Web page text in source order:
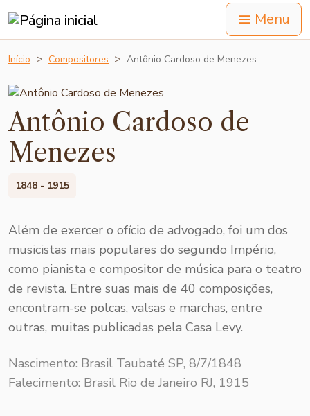
Menu
Início Compositores Antônio Cardoso de Menezes
Antônio Cardoso de
Menezes
1848 - 1915
Além de exercer o ofício de advogado, foi um dos
musicistas mais populares do segundo Império,
como pianista e compositor de música para o teatro
de revista. Entre suas mais de 40 composições,
encontram-se polcas, valsas e marchas, entre
outras, muitas publicadas pela Casa Levy.
Nascimento: Brasil Taubaté SP, 8/7/1848
Falecimento: Brasil Rio de Janeiro RJ, 1915